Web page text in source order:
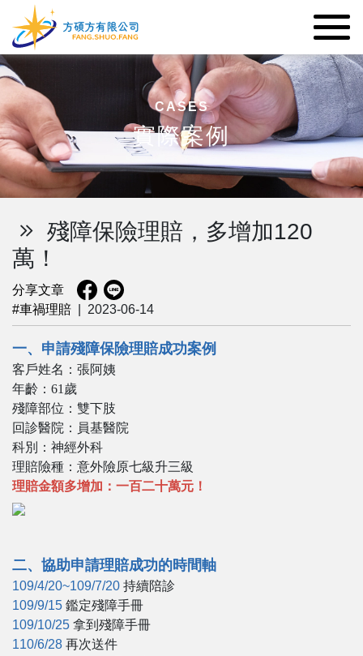
CASES
實際案例
殘障保險理賠，多增加120
萬！
分享文章
#車禍理賠
2023-06-14
一、申請殘障保險理賠成功案例
客戶姓名：張阿姨
年齡：61歲
殘障部位：雙下肢
回診醫院：員基醫院
科別：神經外科
理賠險種：意外險原七級升三級
理賠金額多增加：一百二十萬元！
二、協助申請理賠成功的時間軸
109/4/20~109/7/20 持續陪診
109/9/15 鑑定殘障手冊
109/10/25 拿到殘障手冊
110/6/28 再次送件